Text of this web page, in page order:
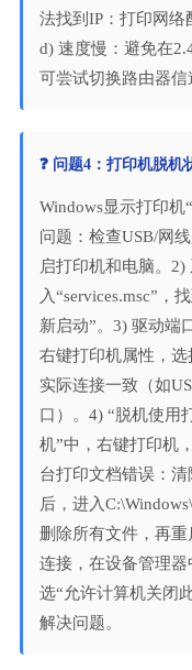
法找到IP：打印网络
d) 速度慢：避免在
可尝试切换路由器信
❓ 问题4：打印机脱
Windows显示打印
问题：检查USB/网
启打印机和电脑。2)
入“services.msc”，
新启动”。3) 驱动端
右键打印机属性，
实际连接一致（如
口）。4) “脱机使用
机”中，右键打印机
台打印文档错误：清
后，进入
删除所有文件，再
连接，在设备管理
选“允许计算机关闭
解决问题。